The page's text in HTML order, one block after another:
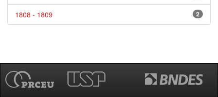
2
1808 - 1809